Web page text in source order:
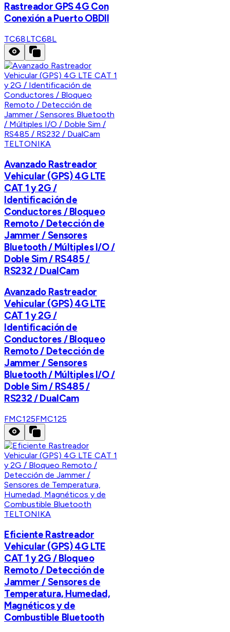
Rastreador GPS 4G Con
Conexión a Puerto OBDII
TC68LTC68L
TELTONIKA
Avanzado Rastreador
Vehicular (GPS) 4G LTE
CAT 1 y 2G /
Identificación de
Conductores / Bloqueo
Remoto / Detección de
Jammer / Sensores
Bluetooth / Múltiples I/O /
Doble Sim / RS485 /
RS232 / DualCam
Avanzado Rastreador
Vehicular (GPS) 4G LTE
CAT 1 y 2G /
Identificación de
Conductores / Bloqueo
Remoto / Detección de
Jammer / Sensores
Bluetooth / Múltiples I/O /
Doble Sim / RS485 /
RS232 / DualCam
FMC125FMC125
TELTONIKA
Eficiente Rastreador
Vehicular (GPS) 4G LTE
CAT 1 y 2G / Bloqueo
Remoto / Detección de
Jammer / Sensores de
Temperatura, Humedad,
Magnéticos y de
Combustible Bluetooth